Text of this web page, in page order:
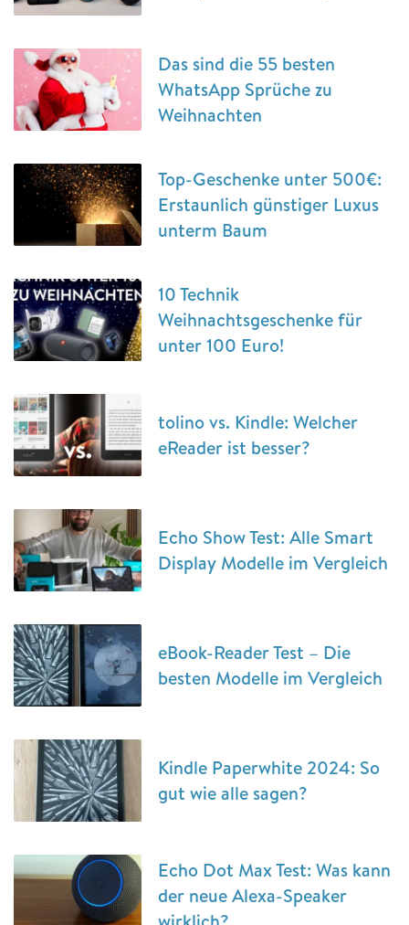
Das sind die 55 besten
WhatsApp Sprüche zu
Weihnachten
Top-Geschenke unter 500€:
Erstaunlich günstiger Luxus
unterm Baum
10 Technik
Weihnachtsgeschenke für
unter 100 Euro!
tolino vs. Kindle: Welcher
eReader ist besser?
Echo Show Test: Alle Smart
Display Modelle im Vergleich
eBook-Reader Test – Die
besten Modelle im Vergleich
Kindle Paperwhite 2024: So
gut wie alle sagen?
Echo Dot Max Test: Was kann
der neue Alexa-Speaker